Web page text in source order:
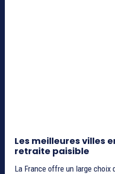
Les meilleures villes
retraite paisible
La France offre un large choix